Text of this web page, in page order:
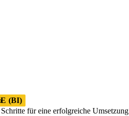
für eine erfolgreiche Umsetzung
(BI)